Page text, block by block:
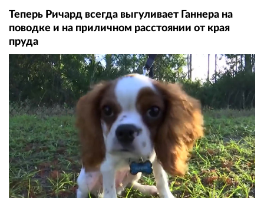
Теперь Ричард всегда выгуливает Ганнера на
поводке и на приличном расстоянии от края
пруда